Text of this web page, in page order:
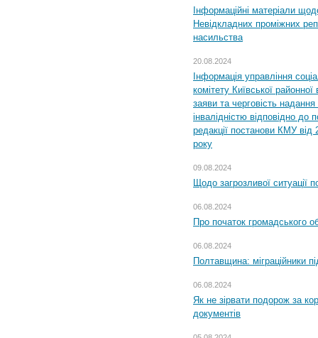
Інформаційні матеріали
Невідкладних проміжних
насильства
20.08.2024
Інформація управління
комітету Київської
заяви та черговість надання
інвалідністю відповідно
редакції постанови КМУ
року
09.08.2024
Щодо загрозливої ситуації
06.08.2024
Про початок громадського
06.08.2024
Полтавщина: міграційники
06.08.2024
Як не зірвати подорож за
документів